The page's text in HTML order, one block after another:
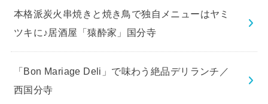
本格派炭火串焼きと焼き鳥で独自メニューはヤミ
ツキに♪居酒屋「猿酔家」国分寺
「Bon Mariage Deli」で味わう絶品デリランチ／
西国分寺